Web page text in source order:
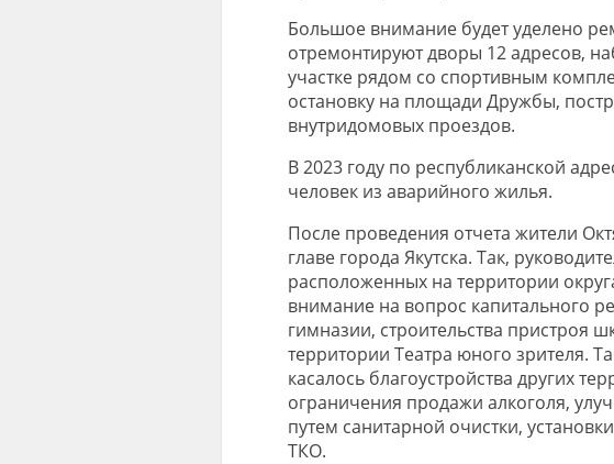
Большое внимание будет уделено
отремонтируют дворы 12 адресов,
участке рядом со спортивным
остановку на площади Дружбы,
внутридомовых проездов.
В 2023 году по республиканской
человек из аварийного жилья.
После проведения отчета жители
главе города Якутска. Так,
расположенных на территории
внимание на вопрос капитального
гимназии, строительства
территории Театра юного зрителя.
касалось благоустройства других
ограничения продажи алкоголя,
путем санитарной очистки,
ТКО.